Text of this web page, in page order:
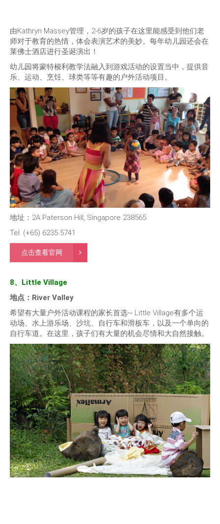
由Kathryn Massey管理，2-6岁的孩子在这里能感受到他们老
师对于教育的热情，体会表演艺术的美妙。每年幼儿园还会在
莱佛士酒店进行圣诞演出！
幼儿园将蒙特梭利教学法融入到游戏活动的设置当中，提供音
乐、运动、烹饪、球类等等有趣的户外活动项目。
地址：2A Paterson Hill, Singapore 238565
Tel: (+65) 6235 5741
点击查看官网
8、Little Village
地点：River Valley
希望有大量户外活动课程的家长首选~ Little Village有多个运
动场、水上游乐场、沙坑、自行车和滑板车，以及一个单向的
自行车道。在这里，孩子们有大量的机会尽情和大自然接触。